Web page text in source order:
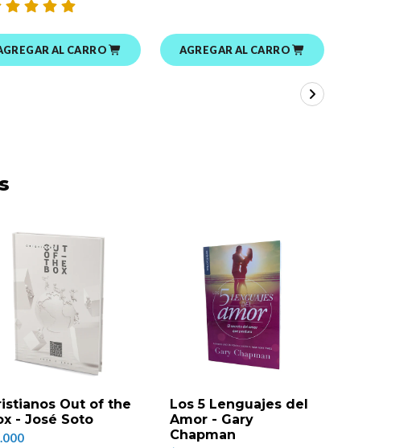
AL CARRO AGREGAR AL CARRO
Out of the
- José Soto
Los 5 Lenguajes del
Amor - Gary
Chapman